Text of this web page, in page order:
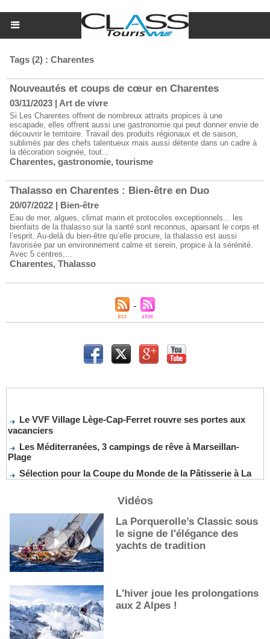
Tags (2) : Charentes
Nouveautés et coups de cœur en Charentes
03/11/2023 | Art de vivre
Si Les Charentes offrent de nombreux attraits propices à une
escapade, elles offrent aussi une gastronomie qui peut donner envie de
découvrir le territoire. Travail des produits régionaux et de saison,
sublimés par des chefs talentueux mais aussi détente dans un cadre à
la décoration soignée, tout...
Charentes, gastronomie, tourisme
Thalasso en Charentes : Bien-être en Duo
20/07/2022 | Bien-être
Eau de mer, algues, climat marin et protocoles exceptionnels... les
bienfaits de la thalasso sur la santé sont reconnus, apaisant le corps et
l’esprit. Au-delà du bien-être qu’elle procure, la thalasso est aussi
favorisée par un environnement calme et serein, propice à la sérénité.
Avec 5 centres,...
Charentes, Thalasso
Le VVF Village Lège-Cap-Ferret rouvre ses portes aux
vacanciers
Les Méditerranées, 3 campings de rêve à Marseillan-
Plage
Sélection pour la Coupe du Monde de la Pâtisserie à La
Nouvelle-Orléans
De nouveaux cocktails, stars de l’été
Les cocktails, stars de l’été
La première sélection des grappes du Guide Michelin
Vidéos
La Porquerolle’s Classic sous
le signe de l'élégance des
yachts de tradition
L'hiver joue les prolongations
aux 2 Alpes !